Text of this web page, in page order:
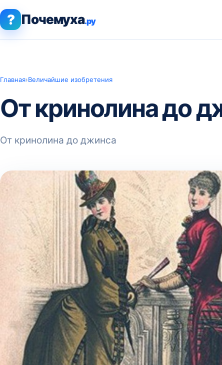
? Почемуха.ру
Главная›Величайшие изобретения
От кринолина до
От кринолина до джинса